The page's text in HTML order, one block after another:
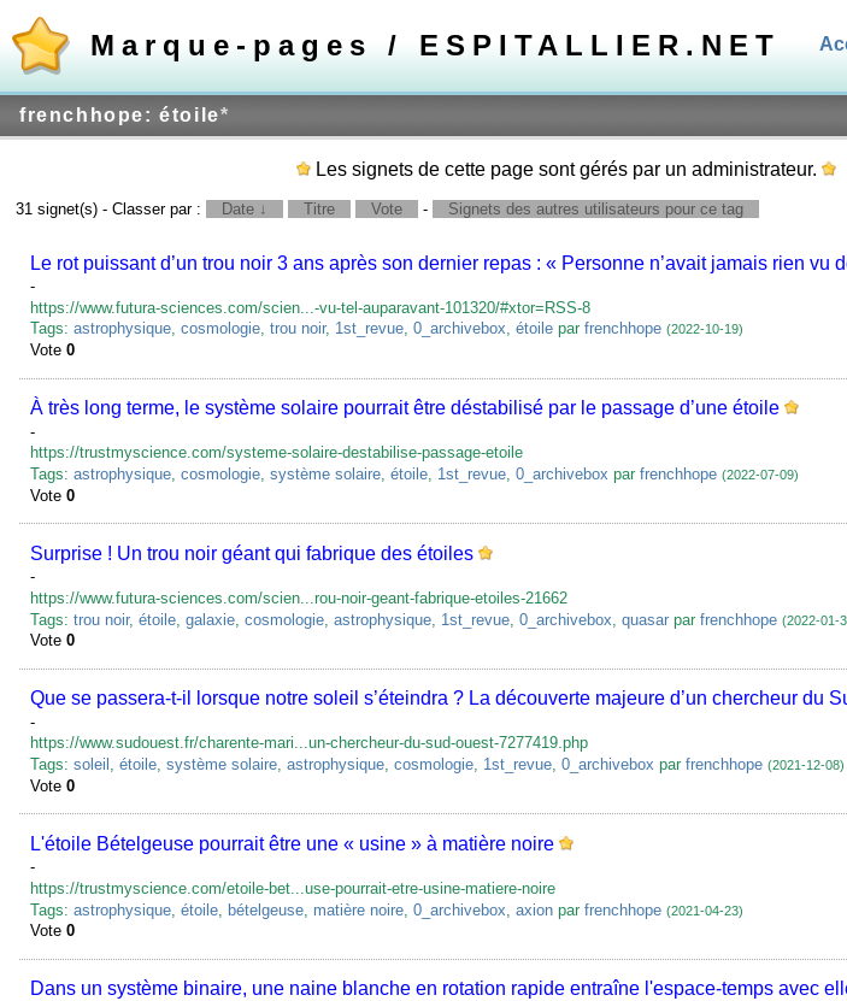
Marque-pages / ESPITALLIER.NET
frenchhope: étoile*
Les signets de cette page sont gérés par un administrateur.
31 signet(s) - Classer par : Date ↓ Titre Vote - Signets des autres utilisateurs pour ce tag
Le rot puissant d’un trou noir 3 ans après son dernier repas : « Personne n’avait jamais rien vu
-
https://www.futura-sciences.com/scien...-vu-tel-auparavant-101320/#xtor=RSS-8
Tags:astrophysique,cosmologie,trou noir, 1st_revue,0_archivebox,étoile parfrenchhope (2022-10-19)
Vote0
À très long terme, le système solaire pourrait être déstabilisé par le passage d’une étoile
-
https://trustmyscience.com/systeme-solaire-destabilise-passage-etoile
Tags:astrophysique ,cosmologie ,système solaire ,étoile 1st_revue ,0_archivebox parfrenchhope (2022-07-09)
Vote0
Surprise ! Un trou noir géant qui fabrique des étoiles
-
https://www.futura-sciences.com/scien...rou-noir-geant-fabrique-etoiles-21662
Tags:trou noir,étoile ,galaxie ,cosmologie ,astrophysique 1st_revue ,0_archivebox ,quasar parfrenchhope (2022-01-
Vote0
Que se passera-t-il lorsque notre soleil s’éteindra ? La découverte majeure d’un chercheur du
-
https://www.sudouest.fr/charente-mari...un-chercheur-du-sud-ouest-7277419.php
Tags:soleil ,étoile,système solaire,astrophysique,cosmologie, 1st_revue,0_archivebox parfrenchhope (2021-12-08)
Vote0
L'étoile Bételgeuse pourrait être une « usine » à matière noire
-
https://trustmyscience.com/etoile-bet...use-pourrait-etre-usine-matiere-noire
Tags:astrophysique ,étoile ,bételgeuse matière noire ,0_archivebox ,axion parfrenchhope (2021-04-23)
Vote0
Dans un système binaire, une naine blanche en rotation rapide entraîne l'espace-temps avec